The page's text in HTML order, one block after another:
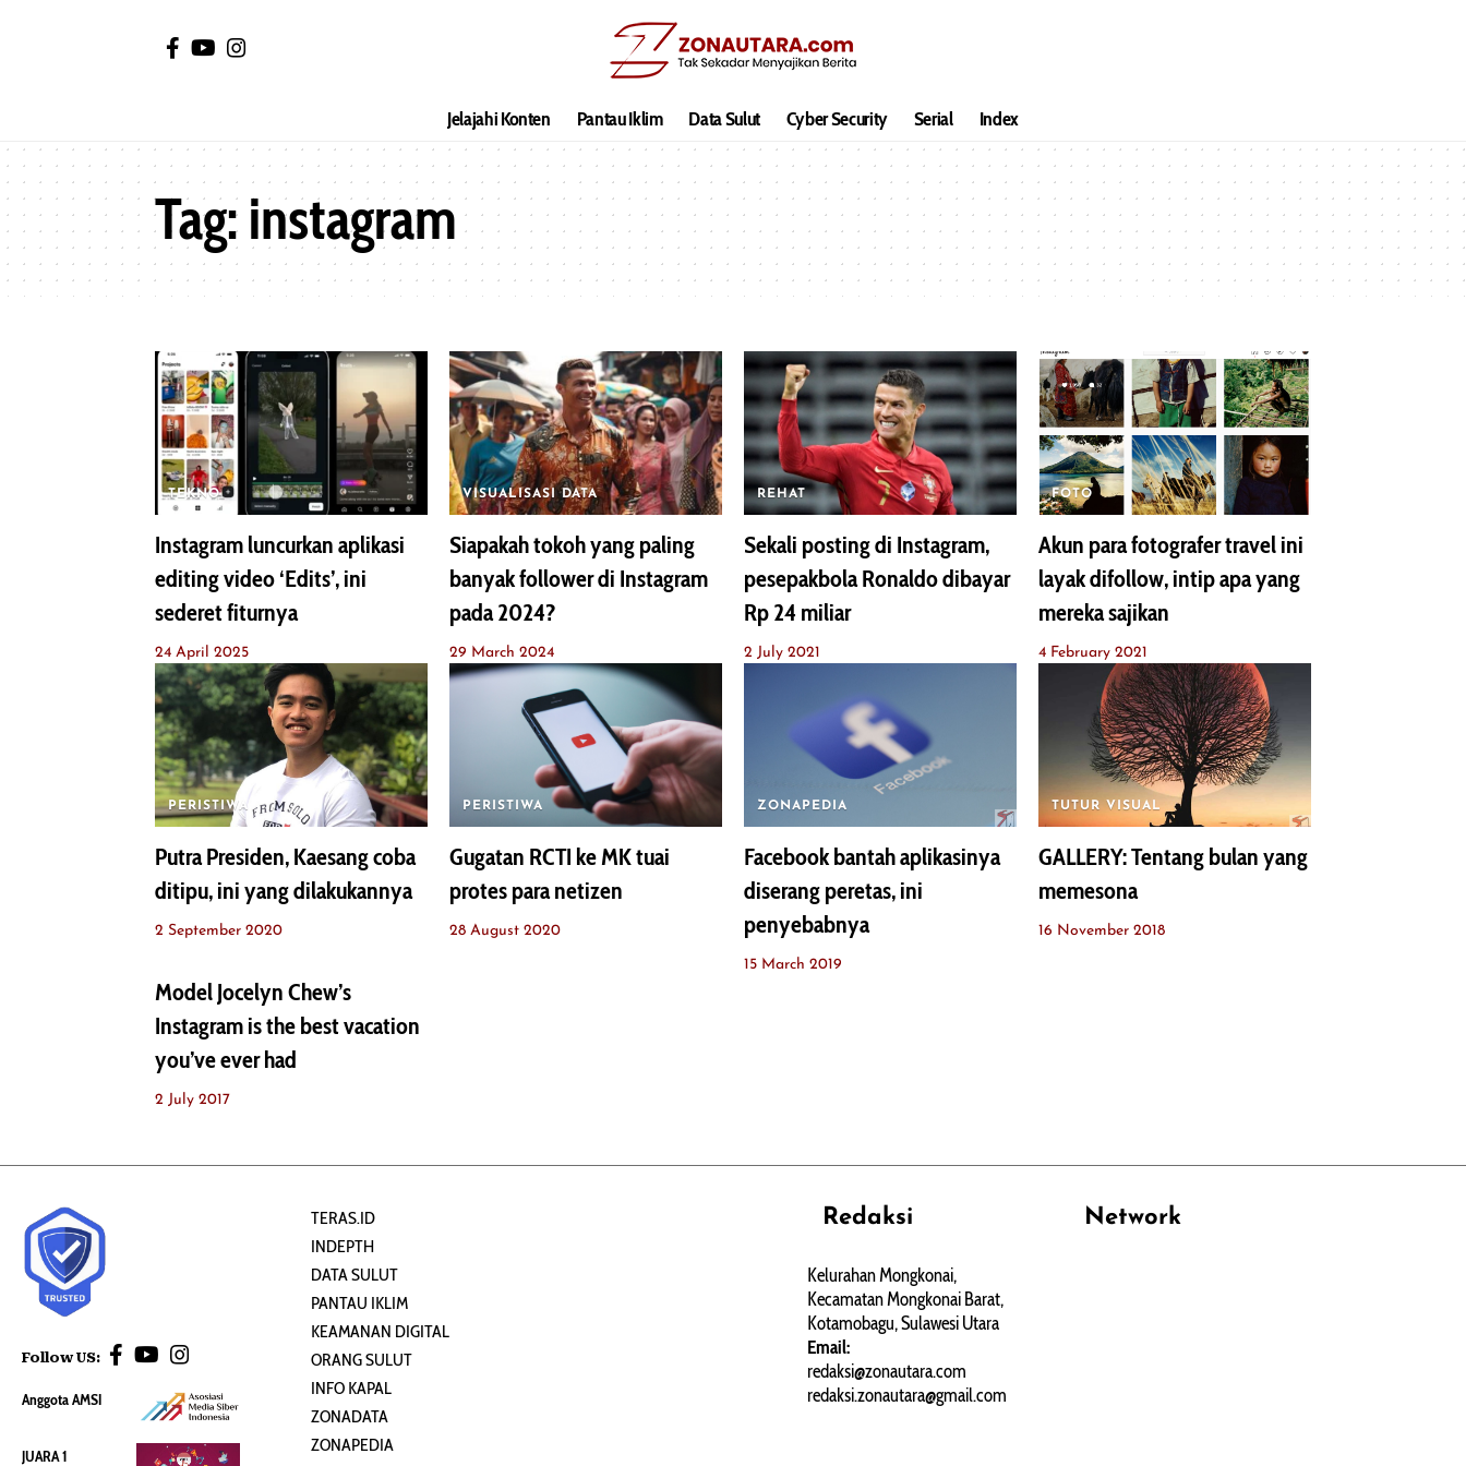
Jelajahi Konten Pantau Iklim Data Sulut Cyber Security Serial Index
Tag:instagram
TEKNO
Instagram luncurkan aplikasi
editing video ‘Edits’, ini
sederet fiturnya
24 April 2025
VISUALISASI DATA
Siapakah tokoh yang paling
banyak follower di Instagram
pada 2024?
29 March 2024
REHAT
Sekali posting di Instagram,
pesepakbola Ronaldo dibayar
Rp 24 miliar
2 July 2021
FOTO
Akun para fotografer travel ini
layak difollow, intip apa yang
mereka sajikan
4 February 2021
PERISTIWA
Putra Presiden, Kaesang coba
ditipu, ini yang dilakukannya
2 September 2020
PERISTIWA
Gugatan RCTI ke MK tuai
protes para netizen
28 August 2020
ZONAPEDIA
Facebook bantah aplikasinya
diserang peretas, ini
penyebabnya
15 March 2019
TUTUR VISUAL
GALLERY: Tentang bulan yang
memesona
16 November 2018
Model Jocelyn Chew’s
Instagram is the best vacation
you’ve ever had
2 July 2017
Follow US:
Anggota AMSI
JUARA 1
TERAS.ID
INDEPTH
DATA SULUT
PANTAU IKLIM
KEAMANAN DIGITAL
ORANG SULUT
INFO KAPAL
ZONADATA
ZONAPEDIA
Redaksi
Kelurahan Mongkonai,
Kecamatan Mongkonai Barat,
Kotamobagu, Sulawesi Utara
Email:
redaksi@zonautara.com
redaksi.zonautara@gmail.com
Network